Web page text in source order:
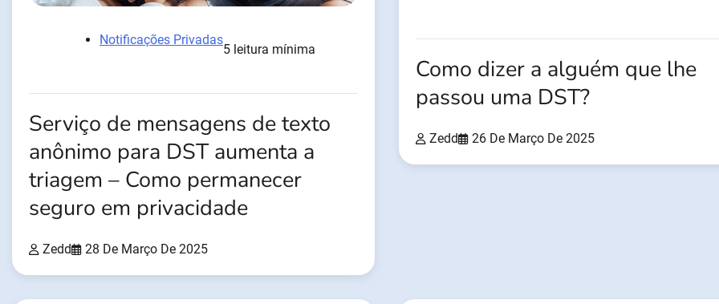
Notificações Privadas
5 leitura mínima
Serviço de mensagens de texto
anônimo para DST aumenta a
triagem – Como permanecer
seguro em privacidade
Zedd 28 De Março De 2025
Como dizer a alguém que lhe
passou uma DST?
Zedd 26 De Março De 2025